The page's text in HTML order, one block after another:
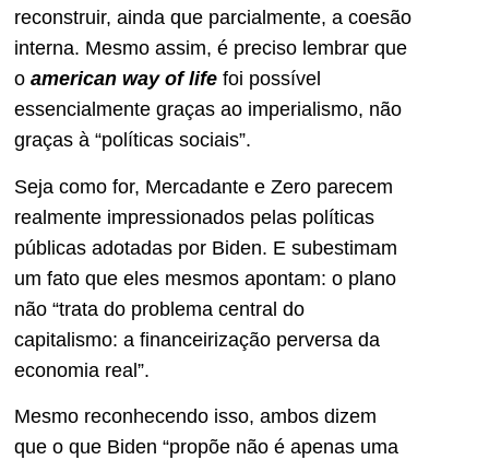
reconstruir, ainda que parcialmente, a coesão
interna. Mesmo assim, é preciso lembrar que
o american way of life foi possível
essencialmente graças ao imperialismo, não
graças à “políticas sociais”.
Seja como for, Mercadante e Zero parecem
realmente impressionados pelas políticas
públicas adotadas por Biden. E subestimam
um fato que eles mesmos apontam: o plano
não “trata do problema central do
capitalismo: a financeirização perversa da
economia real”.
Mesmo reconhecendo isso, ambos dizem
que o que Biden “propõe não é apenas uma